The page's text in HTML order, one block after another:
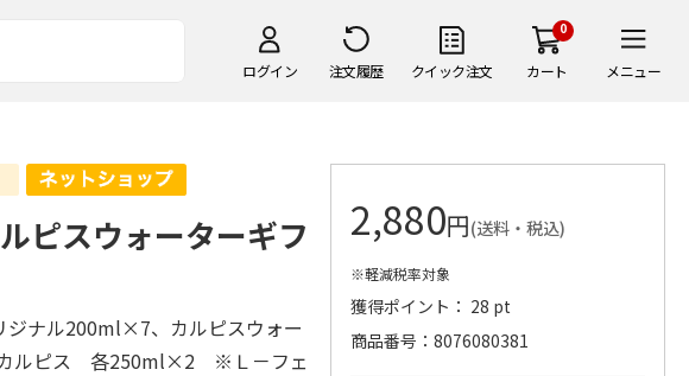
ログイン 注文履歴 クイック注文
0
カート メニュー
ピスウォーターギフ
ナル200ml×7、カルピスウォー
カルピス 各250ml×2 ※Ｌ－フェ
2,880円(送料・税込)
※軽減税率対象
獲得ポイント： 28 pt
商品番号
8076080381